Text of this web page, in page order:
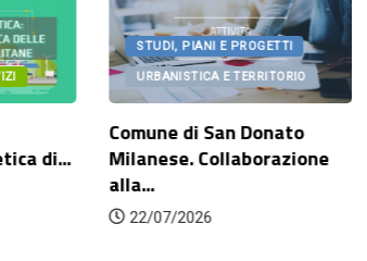
di...
STUDI, PIANI E PROGETTI
URBANISTICA E TERRITORIO
Comune di San Donato
Milanese. Collaborazione
alla...
22/07/2026